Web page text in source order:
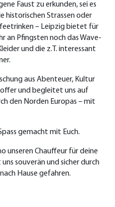
Faust zu erkunden, sei es
historischen Strassen oder
– Leipzig bietet für
an Pfingsten noch das Wave-
und die z.T. interessant
aus Abenteuer, Kultur
und begleitet uns auf
den Norden Europas – mit
gemacht mit Euch.
unseren Chauffeur für deine
souverän und sicher durch
Hause gefahren.